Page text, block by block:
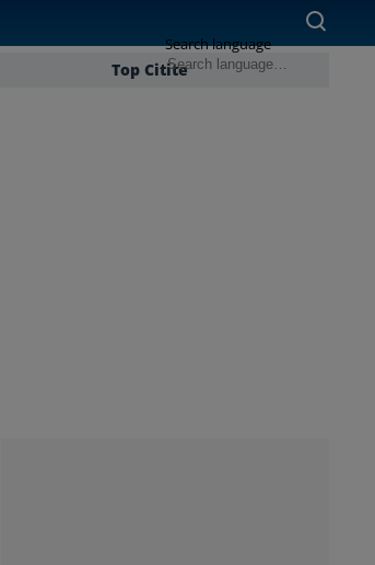
Top Citite
Search language